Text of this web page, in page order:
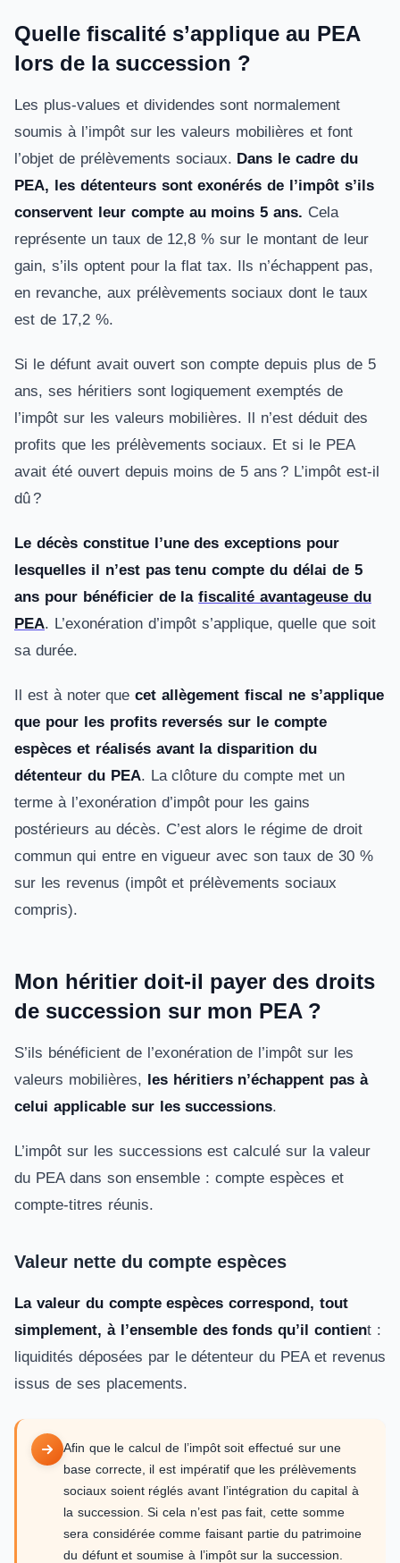
Quelle fiscalité s’applique au PEA
lors de la succession ?
Les plus-values et dividendes sont normalement
soumis à l’impôt sur les valeurs mobilières et font
l’objet de prélèvements sociaux. Dans le cadre du
PEA, les détenteurs sont exonérés de l’impôt s’ils
conservent leur compte au moins 5 ans. Cela
représente un taux de 12,8 % sur le montant de leur
gain, s’ils optent pour la flat tax. Ils n’échappent pas,
en revanche, aux prélèvements sociaux dont le taux
est de 17,2 %.
Si le défunt avait ouvert son compte depuis plus de 5
ans, ses héritiers sont logiquement exemptés de
l’impôt sur les valeurs mobilières. Il n’est déduit des
profits que les prélèvements sociaux. Et si le PEA
avait été ouvert depuis moins de 5 ans ? L’impôt est-il
dû ?
Le décès constitue l’une des exceptions pour
lesquelles il n’est pas tenu compte du délai de 5
ans pour bénéficier de lafiscalité avantageuse du
PEA. L’exonération d’impôt s’applique, quelle que soit
sa durée.
Il est à noter que cet allègement fiscal ne s’applique
que pour les profits reversés sur le compte
espèces et réalisés avant la disparition du
détenteur du PEA. La clôture du compte met un
terme à l’exonération d’impôt pour les gains
postérieurs au décès. C’est alors le régime de droit
commun qui entre en vigueur avec son taux de 30 %
sur les revenus (impôt et prélèvements sociaux
compris).
Mon héritier doit-il payer des droits
de succession sur mon PEA ?
S’ils bénéficient de l’exonération de l’impôt sur les
valeurs mobilières, les héritiers n’échappent pas à
celui applicable sur les successions.
L’impôt sur les successions est calculé sur la valeur
du PEA dans son ensemble : compte espèces et
compte-titres réunis.
Valeur nette du compte espèces
La valeur du compte espèces correspond, tout
simplement, à l’ensemble des fonds qu’il contient :
liquidités déposées par le détenteur du PEA et revenus
issus de ses placements.
Afin que le calcul de l’impôt soit effectué sur une
base correcte, il est impératif que les prélèvements
sociaux soient réglés avant l’intégration du capital à
la succession. Si cela n’est pas fait, cette somme
sera considérée comme faisant partie du patrimoine
du défunt et soumise à l’impôt sur la succession.